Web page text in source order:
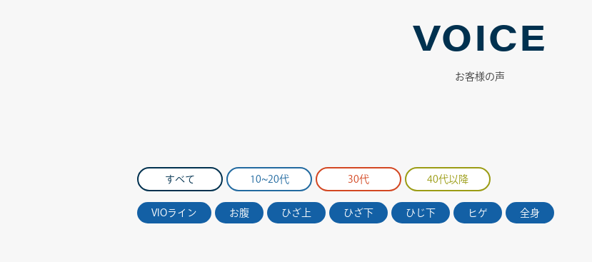
VOICE
お客様の声
すべて 10~20代 30代 40代以降
VIOライン お腹 ひざ上 ひざ下 ひじ下 ヒゲ 全身